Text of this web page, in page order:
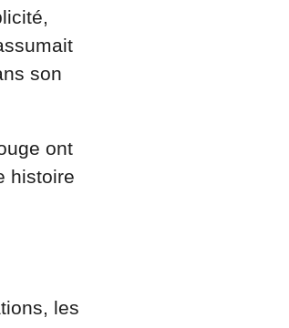
son
ont
histoire
les